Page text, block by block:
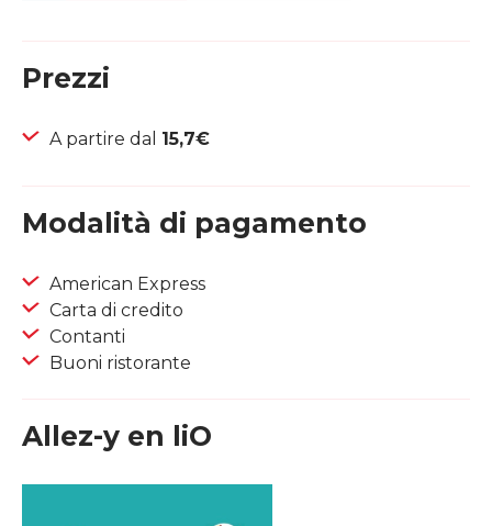
Prezzi
A partire dal 15,7€
Modalità di pagamento
American Express
Carta di credito
Contanti
Buoni ristorante
Allez-y en liO